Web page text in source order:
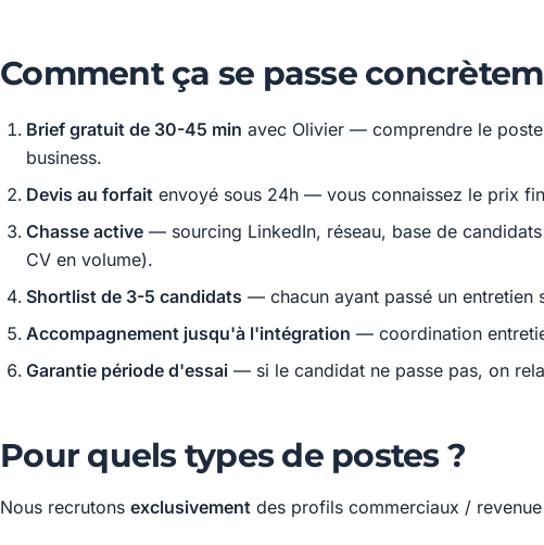
Comment ça se passe
Brief gratuit de 30-45 min avec Olivier — comprendre le
business.
Devis au forfait envoyé sous 24h — vous connaissez le prix
Chasse active — sourcing LinkedIn, réseau, base de
CV en volume).
Shortlist de 3-5 candidats — chacun ayant passé un entretien
Accompagnement jusqu'à l'intégration — coordination
Garantie période d'essai — si le candidat ne passe pas, on
Pour quels types de postes ?
Nous recrutons exclusivement des profils commerciaux /